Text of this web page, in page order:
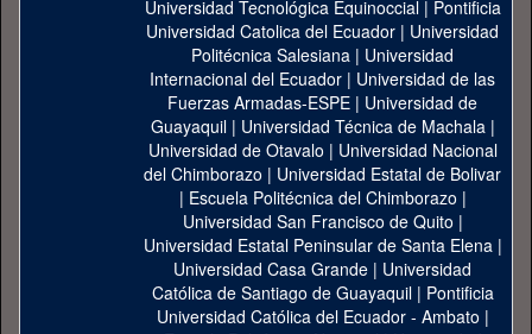
Universidad Tecnológica Equinoccial| Pontificia
Universidad Catolica del Ecuador | Universidad
Politécnica Salesiana | Universidad
Internacional del Ecuador | Universidad de las
Fuerzas Armadas-ESPE | Universidad de
Guayaquil| Universidad Técnica de Machala|
Universidad de Otavalo | Universidad Nacional
del Chimborazo | Universidad Estatal de Bolivar
| Escuela Politécnica del Chimborazo |
Universidad San Francisco de Quito |
Universidad Estatal Peninsular de Santa Elena|
Universidad Casa Grande | Universidad
Católica de Santiago de Guayaquil| Pontificia
Universidad Católica del Ecuador - Ambato |